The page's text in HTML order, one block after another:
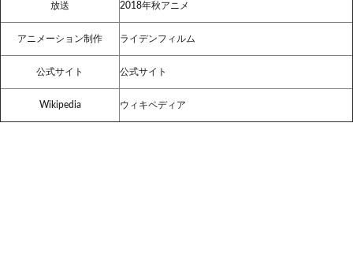
放送 2018年秋アニメ
アニメーション制作 ライデンフィルム
公式サイト 公式サイト
Wikipedia ウィキペディア